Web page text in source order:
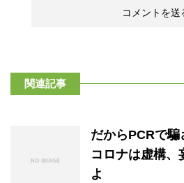
関連記事
だからPCRで騙
コロナは虚構、
よ